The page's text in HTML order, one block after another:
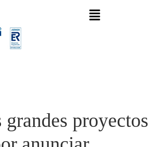
grandes proyectos